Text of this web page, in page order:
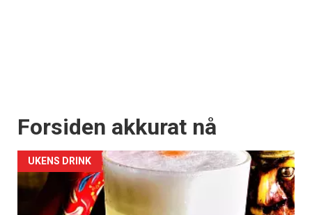
Forsiden akkurat nå
UKENS DRINK